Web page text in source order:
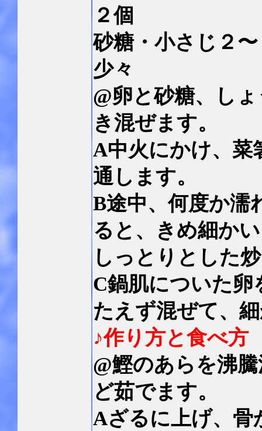
２個
砂糖・小さじ２
少々
@卵と砂糖、し
き混ぜます。
A中火にかけ、菜
通します。
B途中、何度か濡
ると、きめ細か
しっとりとした
C鍋肌についた
たえず混ぜて、
♪作り方と食べ方
@鰹のあらを沸
ど茹でます。
Aざるに上げ、骨